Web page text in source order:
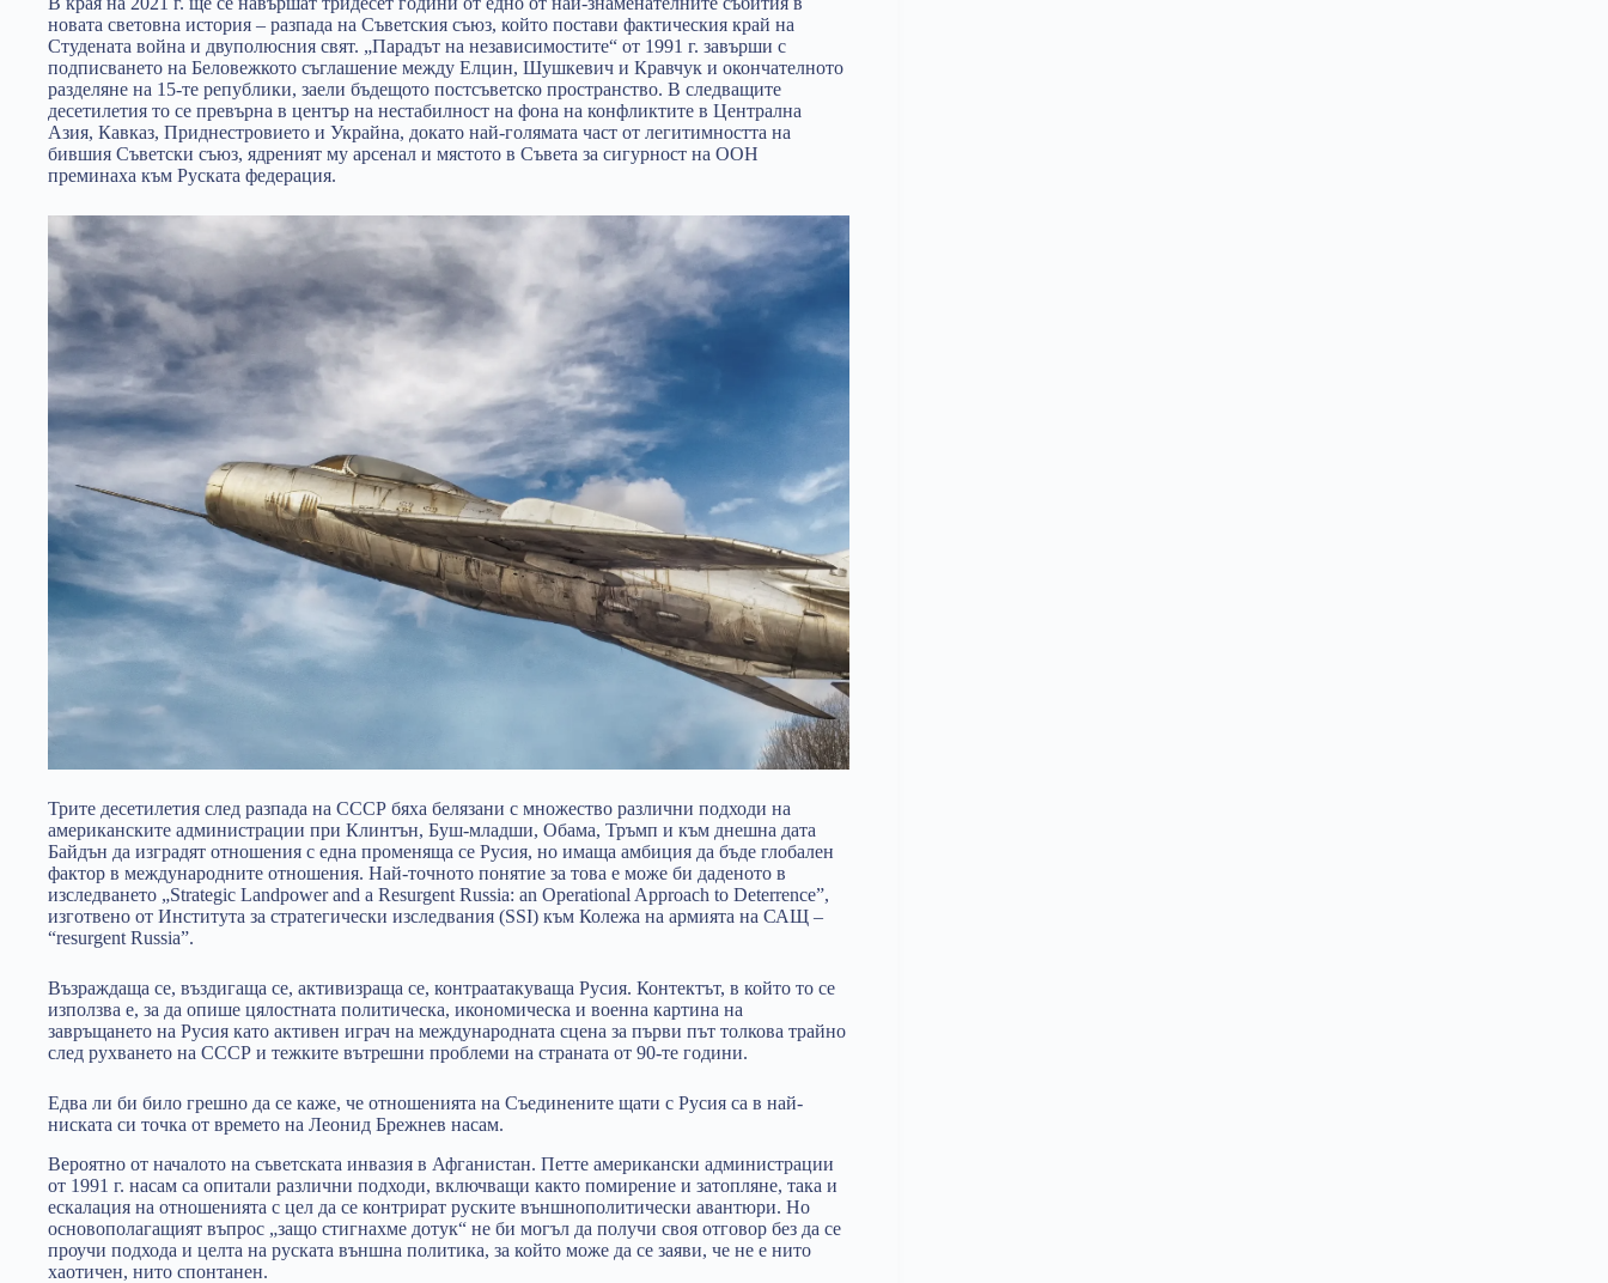
новата световна история – разпада на Съветския съюз, който постави фактическия край на
Студената война и двуполюсния свят. „Парадът на независимостите“ от 1991 г. завърши с
подписването на Беловежкото съглашение между Елцин, Шушкевич и Кравчук и окончателното
разделяне на 15-те републики, заели бъдещото постсъветско пространство. В следващите
десетилетия то се превърна в център на нестабилност на фона на конфликтите в Централна
Азия, Кавказ, Приднестровието и Украйна, докато най-голямата част от легитимността на
бившия Съветски съюз, ядреният му арсенал и мястото в Съвета за сигурност на ООН
преминаха към Руската федерация.
Трите десетилетия след разпада на СССР бяха белязани с множество различни подходи на
американските администрации при Клинтън, Буш-младши, Обама, Тръмп и към днешна дата
Байдън да изградят отношения с една променяща се Русия, но имаща амбиция да бъде глобален
фактор в международните отношения. Най-точното понятие за това е може би даденото в
изследването „Strategic Landpower and a Resurgent Russia: an Operational Approach to Deterrence”,
изготвено от Института за стратегически изследвания (SSI) към Колежа на армията на САЩ –
“resurgent Russia”.
Възраждаща се, въздигаща се, активизраща се, контраатакуваща Русия. Контектът, в който то се
използва е, за да опише цялостната политическа, икономическа и военна картина на
завръщането на Русия като активен играч на международната сцена за първи път толкова трайно
след рухването на СССР и тежките вътрешни проблеми на страната от 90-те години.
Едва ли би било грешно да се каже, че отношенията на Съединените щати с Русия са в най-
ниската си точка от времето на Леонид Брежнев насам.
Вероятно от началото на съветската инвазия в Афганистан. Петте американски администрации
от 1991 г. насам са опитали различни подходи, включващи както помирение и затопляне, така и
ескалация на отношенията с цел да се контрират руските външнополитически авантюри. Но
основополагащият въпрос „защо стигнахме дотук“ не би могъл да получи своя отговор без да се
проучи подхода и целта на руската външна политика, за който може да се заяви, че не е нито
хаотичен, нито спонтанен.